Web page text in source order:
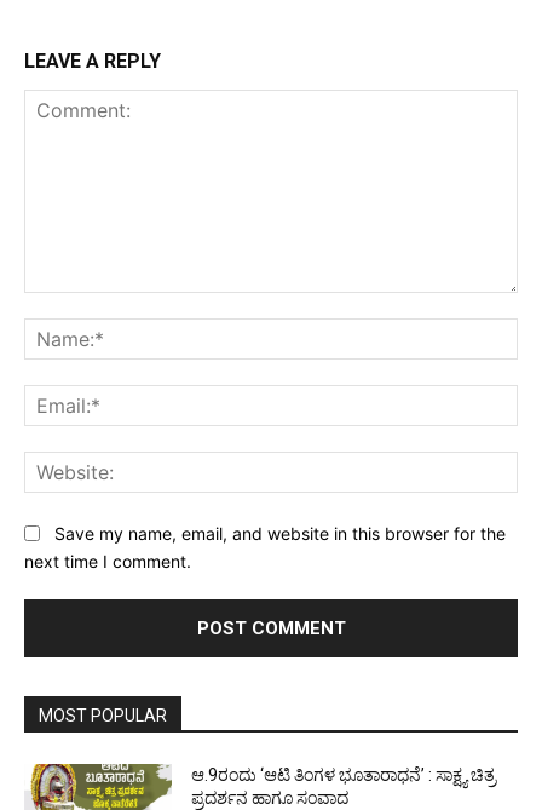
LEAVE A REPLY
Save my name, email, and website in this browser for the
next time I comment.
MOST POPULAR
ಆ.9ರಂದು ‘ಆಟಿ ತಿಂಗಳ ಭೂತಾರಾಧನೆ’ : ಸಾಕ್ಷ್ಯ ಚಿತ್ರ
ಪ್ರದರ್ಶನ ಹಾಗೂ ಸಂವಾದ